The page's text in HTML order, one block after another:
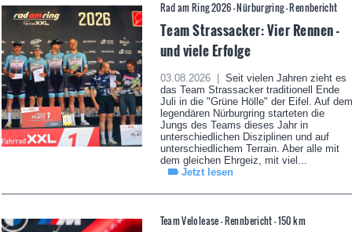
Rad am Ring 2026 - Nürburgring - Rennbericht
Team Strassacker: Vier Rennen -
und viele Erfolge
03.08.2026 |
Seit vielen Jahren zieht es
das Team Strassacker traditionell Ende
Juli in die "Grüne Hölle" der Eifel. Auf dem
legendären Nürburgring starteten die
Jungs des Teams dieses Jahr in
unterschiedlichen Disziplinen und auf
unterschiedlichem Terrain. Aber alle mit
dem gleichen Ehrgeiz, mit viel...
Jetzt lesen
Team Velolease - Rennbericht - 150 km